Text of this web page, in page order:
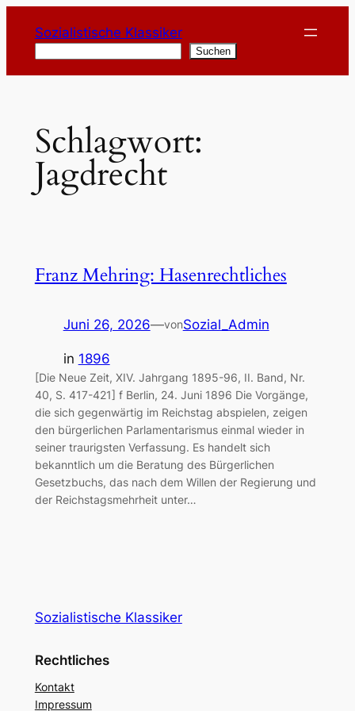
Inhalt
springen
Sozialistische Klassiker
Suchen
Schlagwort:
Jagdrecht
Franz Mehring: Hasenrechtliches
Juni 26, 2026—vonSozial_Admin
in 1896
[Die Neue Zeit, XIV. Jahrgang 1895-96, II. Band, Nr.
40, S. 417-421] f Berlin, 24. Juni 1896 Die Vorgänge,
die sich gegenwärtig im Reichstag abspielen, zeigen
den bürgerlichen Parlamentarismus einmal wieder in
seiner traurigsten Verfassung. Es handelt sich
bekanntlich um die Beratung des Bürgerlichen
Gesetzbuchs, das nach dem Willen der Regierung und
der Reichstagsmehrheit unter…
Sozialistische Klassiker
Rechtliches
Kontakt
Impressum